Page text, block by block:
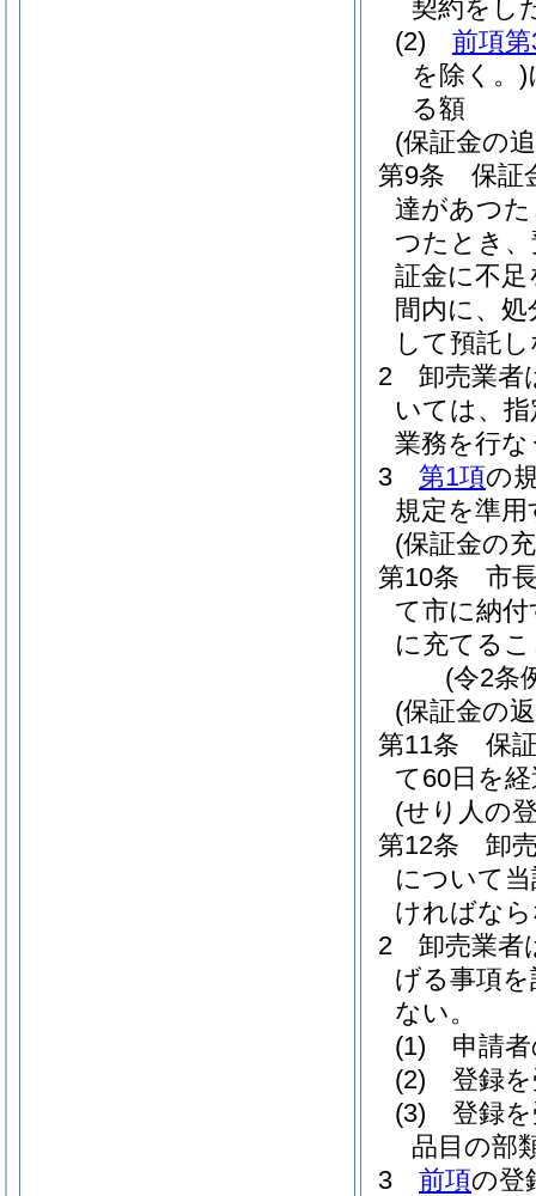
契約をし
(2)
前項
を除く。)
る額
(保証金の
第9条
保証
達があつ
つたとき
証金に不
間内に、
して預託
2
卸売業者
いては、
業務を行
3
第1項の
規定を準用
(保証金の
第10条
市
て市に納
に充てる
(令2条
(保証金の
第11条
保
て60日を
(せり人の
第12条
卸
について
ければな
2
卸売業者
げる事項
ない。
(1)
申請
(2)
登録
(3)
登録
品目の部
3
前項の登